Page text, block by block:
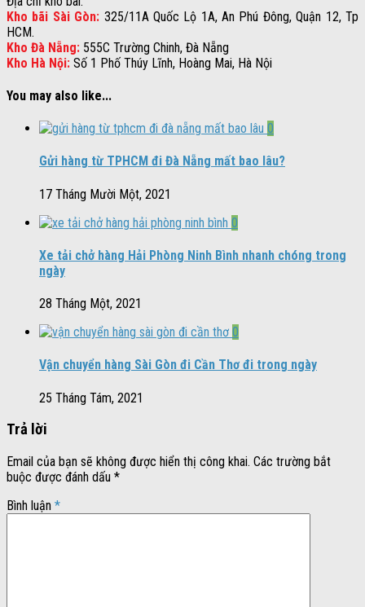
Kho bãi Sài Gòn: 325/11A Quốc Lộ 1A, An Phú Đông, Quận 12, Tp
HCM.
Kho Đà Nẵng: 555C Trường Chinh, Đà Nẵng
Kho Hà Nội: Số 1 Phố Thúy Lĩnh, Hoàng Mai, Hà Nội
You may also like...
0
Gửi hàng từ TPHCM đi Đà Nẵng mất bao lâu?
17 Tháng Mười Một, 2021
0
Xe tải chở hàng Hải Phòng Ninh Bình nhanh chóng trong
ngày
28 Tháng Một, 2021
0
Vận chuyển hàng Sài Gòn đi Cần Thơ đi trong ngày
25 Tháng Tám, 2021
Trả lời
Email của bạn sẽ không được hiển thị công khai. Các trường bắt
buộc được đánh dấu *
Bình luận *